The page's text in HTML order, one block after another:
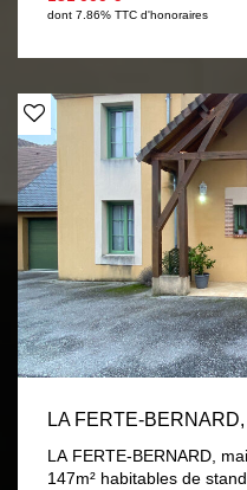
dont 7.86% TTC d'honoraires
LA FERTE-
LA FERTE-BERNARD,
147m² habitables de